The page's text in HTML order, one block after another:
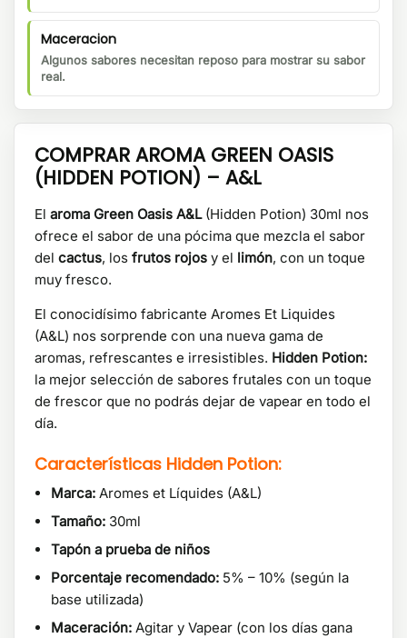
Maceracion
Algunos sabores necesitan reposo para mostrar su sabor
real.
COMPRAR AROMA GREEN OASIS
(HIDDEN POTION) – A&L
El aroma Green Oasis A&L(Hidden Potion) 30ml nos
ofrece el sabor de una pócima que mezcla el sabor
del cactus, los frutos rojos y el limón, con un toque
muy fresco.
El conocidísimo fabricante Aromes Et Liquides
(A&L) nos sorprende con una nueva gama de
aromas, refrescantes e irresistibles. Hidden Potion:
la mejor selección de sabores frutales con un toque
de frescor que no podrás dejar de vapear en todo el
día.
Características Hidden Potion:
Marca: Aromes et Líquides (A&L)
Tamaño: 30ml
Tapón a prueba de niños
Porcentaje recomendado: 5% – 10% (según la
base utilizada)
Maceración: Agitar y Vapear (con los días gana